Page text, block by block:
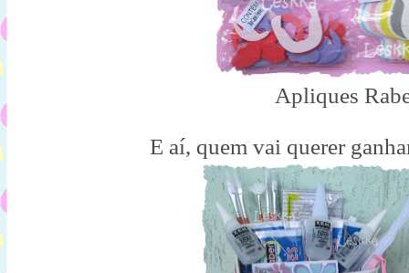
Apliques
E aí, quem vai querer